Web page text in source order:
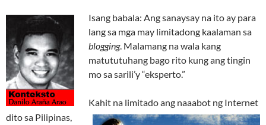
Isang babala: Ang sanaysay na ito ay para
lang sa mga may limitadong kaalaman sa
blogging. Malamang na wala kang
matututuhang bago rito kung ang tingin
mo sa sarili’y “eksperto.”
Kahit na limitado ang naaabot ng Internet
dito sa Pilipinas,